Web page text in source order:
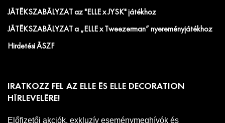
JÁTÉKSZABÁLYZAT az "ELLE x JYSK" játékhoz
JÁTÉKSZABÁLYZAT a „ELLE x Tweezerman” nyereményjátékhoz
Hirdetési ÁSZF
IRATKOZZ FEL AZ ELLE ÉS ELLE DECORATION
HÍRLEVELÉRE!
Előfizetői akciók, exkluzív eseménymeghívók és